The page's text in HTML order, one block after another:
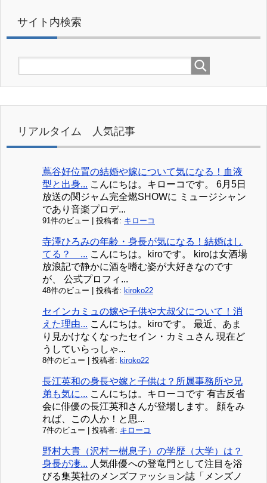
サイト内検索
リアルタイム 人気記事
蔦谷好位置の結婚や嫁について気になる！血液
型と出身... こんにちは。キローコです。 6月5日
放送の関ジャム完全燃SHOWに ミュージシャン
であり音楽プロデ...
91件のビュー 投稿者: キローコ
寺澤ひろみの年齢・身長が気になる！結婚はし
てる？ ... こんにちは。kiroです。 kiroは女酒場
放浪記で静かに酒を嗜む姿が大好きなのです
が、 公式プロフィ...
48件のビュー 投稿者: kiroko22
セインカミュの嫁や子供や大叔父について！消
えた理由... こんにちは。kiroです。 最近、あま
り見かけなくなったセイン・カミュさん 現在ど
うしていらっしゃ...
8件のビュー 投稿者: kiroko22
長江英和の身長や嫁と子供は？所属事務所や兄
弟も気に... こんにちは。キローコです 有吉反省
会に俳優の長江英和さんが登場します。 顔をみ
れば、この人か！と思...
7件のビュー 投稿者: キローコ
野村大貴（沢村一樹息子）の学歴（大学）は？
身長が凄... 人気俳優への登竜門として注目を浴
びる集英社のメンズファッション誌「メンズノ